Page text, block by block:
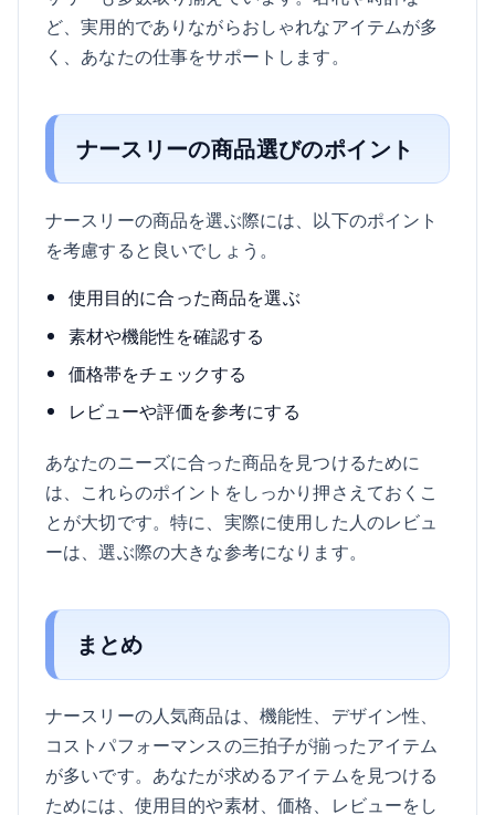
ど、実用的でありながらおしゃれなアイテムが多
く、あなたの仕事をサポートします。
ナースリーの商品選びのポイント
ナースリーの商品を選ぶ際には、以下のポイント
を考慮すると良いでしょう。
使用目的に合った商品を選ぶ
素材や機能性を確認する
価格帯をチェックする
レビューや評価を参考にする
あなたのニーズに合った商品を見つけるために
は、これらのポイントをしっかり押さえておくこ
とが大切です。特に、実際に使用した人のレビュ
ーは、選ぶ際の大きな参考になります。
まとめ
ナースリーの人気商品は、機能性、デザイン性、
コストパフォーマンスの三拍子が揃ったアイテム
が多いです。あなたが求めるアイテムを見つける
ためには、使用目的や素材、価格、レビューをし